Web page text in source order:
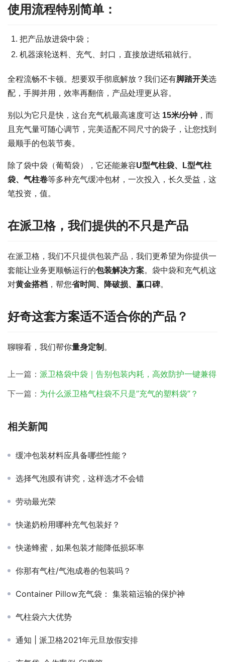
使用流程特别简单：
把产品放进袋中袋；
机器滚轮送料、充气、封口，直接放进纸箱就行。
全程流畅不卡顿。想要双手彻底解放？我们还有脚踏开关选
配，手脚并用，效率再翻倍，产品处理更从容。
别以为它只是快，这台充气机最高速度可达 15米/分钟 ，而
且充气量可随心调节，完美适配不同尺寸的袋子，让您找到
最顺手的包装节奏。
除了袋中袋（葡萄袋），它还能兼容U型气柱袋、L型气柱
袋、气柱卷等多种充气缓冲包材，一次投入，长久受益，这
笔投资，值。
在派卫格，我们提供的不只是产品
在派卫格，我们不只提供包装产品，我们更希望为你提供一
套能让业务更顺畅运行的包装解决方案。袋中袋和充气机这
对黄金搭档 ，帮您省时间、降破损、赢口碑。
好奇这套方案适不适合你的产品？
聊聊看，我们帮你量身定制 。
上一篇： 派卫格袋中袋｜告别包装内耗，高效防护一键兼得
下一篇： 为什么派卫格气柱袋不只是”充气的塑料袋”？
相关新闻
缓冲包装材料应具备哪些性能？
选择气泡膜有讲究，这样选才不会错
劳动最光荣
快递奶粉用哪种充气包装好？
快递蜂蜜，如果包装才能降低损坏率
你那有气柱/气泡成卷的包装吗？
Container Pillow充气袋： 集装箱运输的保护神
气柱袋六大优势
通知 | 派卫格2021年元旦放假安排